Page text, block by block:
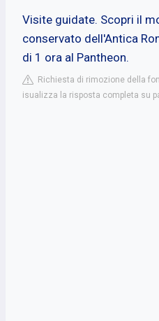
Visite guidate. Scopri il
conservato dell'Antica
di 1 ora al Pantheon.
Richiesta di rimozione della
isualizza la risposta completa su